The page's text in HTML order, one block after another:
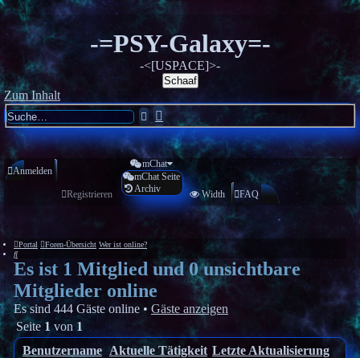
-=PSY-Galaxy=-
-<[USPACE]>-
Schaaf
Zum Inhalt
SucheErweiterte
Suche
Anmelden
Registrieren
mChat
mChat Seite
Archiv
Width FAQ
Portal Foren-Übersicht Wer ist online?
Suche
Es ist 1 Mitglied und 0 unsichtbare
Mitglieder online
Es sind 444 Gäste online • Gäste anzeigen
Seite 1von 1
Benutzername Aktuelle Tätigkeit Letzte Aktualisierung